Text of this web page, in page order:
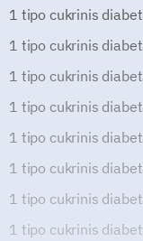
1 tipo cukrinis
1 tipo cukrinis
1 tipo cukrinis
1 tipo cukrinis
1 tipo cukrinis
1 tipo cukrinis
1 tipo cukrinis
1 tipo cukrinis